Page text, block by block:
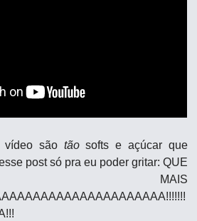
vídeo são tão softs e açúcar que
post só pra eu poder gritar: QUE
MAIS